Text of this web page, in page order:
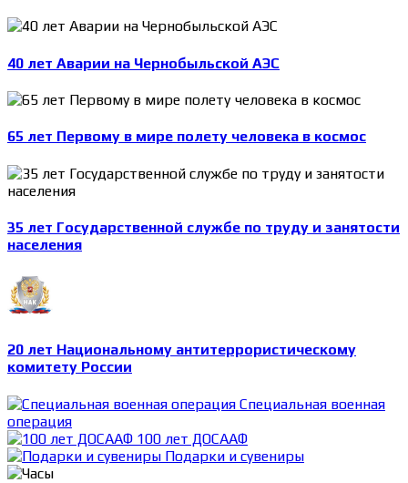
40 лет Аварии на Чернобыльской АЭС
65 лет Первому в мире полету человека в космос
35 лет Государственной службе по труду и занятости
населения
20 лет Национальному антитеррористическому
комитету России
Специальная военная
операция
100 лет ДОСААФ
Подарки и сувениры